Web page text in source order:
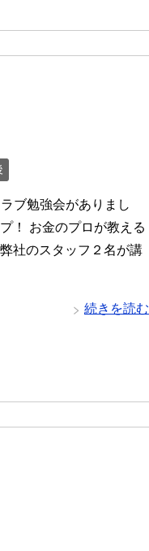
ブ勉強会がありまし
！ お金のプロが教える
社のスタッフ２名が講
続きを読む